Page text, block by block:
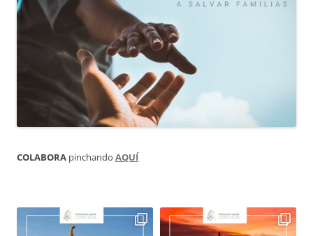
COLABORA pinchando AQUÍ